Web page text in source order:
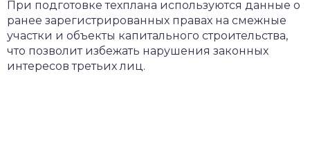
При подготовке техплана используются данные о
ранее зарегистрированных правах на смежные
участки и объекты капитального строительства,
что позволит избежать нарушения законных
интересов третьих лиц.